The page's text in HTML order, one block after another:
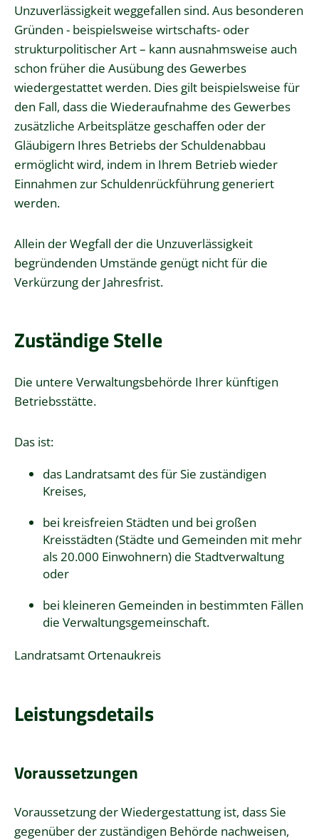
Unzuverlässigkeit weggefallen sind. Aus besonderen
Gründen - beispielsweise wirtschafts- oder
strukturpolitischer Art – kann ausnahmsweise auch
schon früher die Ausübung des Gewerbes
wiedergestattet werden. Dies gilt beispielsweise für
den Fall, dass die Wiederaufnahme des Gewerbes
zusätzliche Arbeitsplätze geschaffen oder der
Gläubigern Ihres Betriebs der Schuldenabbau
ermöglicht wird, indem in Ihrem Betrieb wieder
Einnahmen zur Schuldenrückführung generiert
werden.
Allein der Wegfall der die Unzuverlässigkeit
begründenden Umstände genügt nicht für die
Verkürzung der Jahresfrist.
Zuständige Stelle
Die untere Verwaltungsbehörde Ihrer künftigen
Betriebsstätte.
Das ist:
das Landratsamt des für Sie zuständigen
Kreises,
bei kreisfreien Städten und bei großen
Kreisstädten (Städte und Gemeinden mit mehr
als 20.000 Einwohnern) die Stadtverwaltung
oder
bei kleineren Gemeinden in bestimmten Fällen
die Verwaltungsgemeinschaft.
Landratsamt Ortenaukreis
Leistungsdetails
Voraussetzungen
Voraussetzung der Wiedergestattung ist, dass Sie
gegenüber der zuständigen Behörde nachweisen,